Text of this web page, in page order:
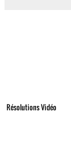
Résolutions Vidéo